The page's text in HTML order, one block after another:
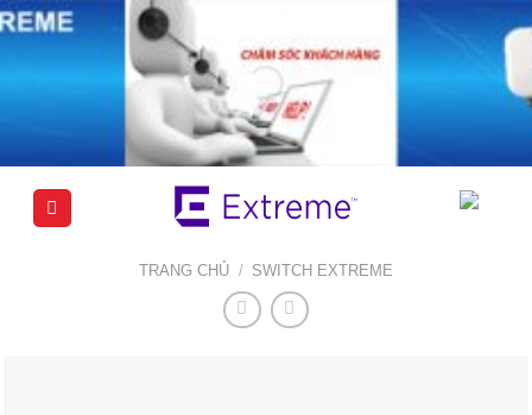
Chuyển
TRANG CHỦ / SWITCH EXTREME